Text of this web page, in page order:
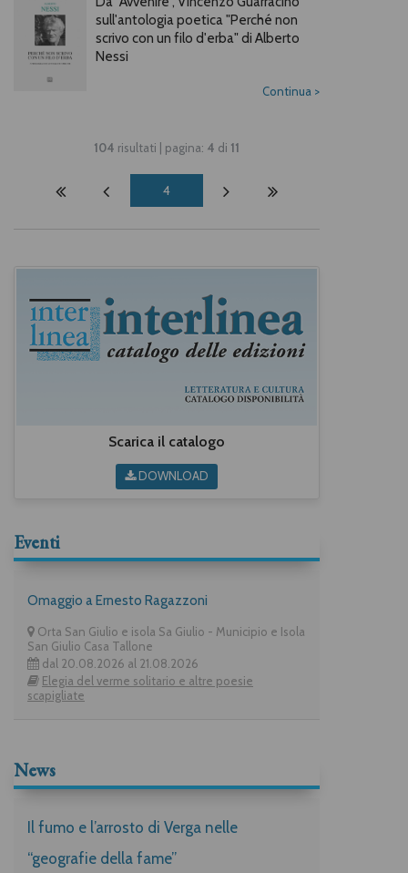
sull'antologia poetica "Perché non
scrivo con un filo d'erba" di Alberto
Nessi
Continua >
104 risultati | pagina: 4 di 11
4
Scarica il catalogo
DOWNLOAD
Eventi
Omaggio a Ernesto Ragazzoni
Orta San Giulio e isola Sa Giulio - Municipio e Isola
San Giulio Casa Tallone
dal 20.08.2026 al 21.08.2026
Elegia del verme solitario e altre poesie
scapigliate
News
Il fumo e l’arrosto di Verga nelle
“geografie della fame”